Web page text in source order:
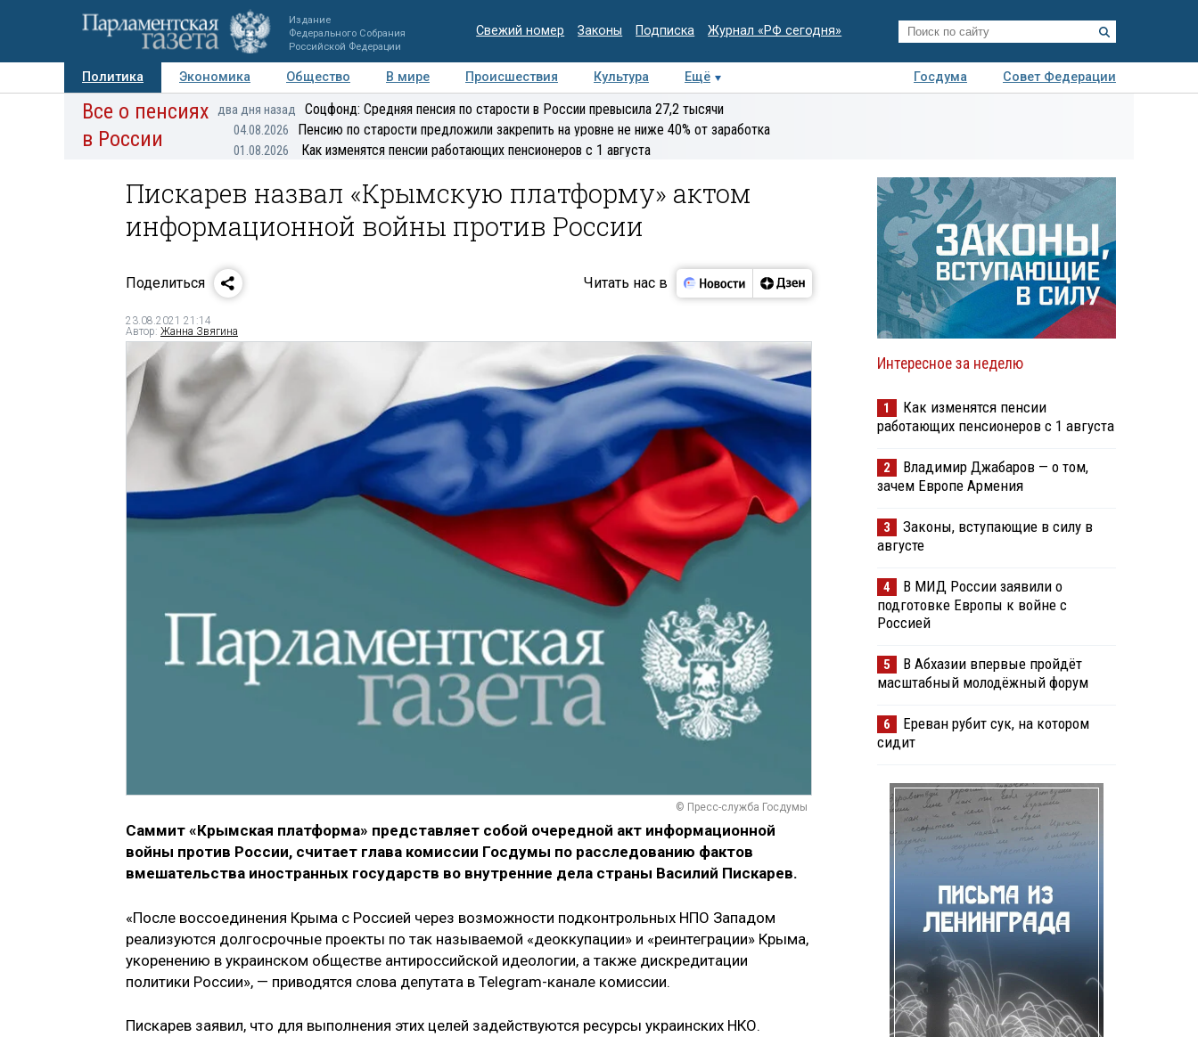
Издание
Федерального Собрания
Российской Федерации
Свежий номер Законы Подписка Журнал «РФ сегодня»
Политика Экономика Общество В мире Происшествия Культура Ещё Госдума
Совет Федерации
Авторы Персоны Мнения Регионы Медиацентр Интервью Колумнисты
Все о пенсиях
в России
два дня назад Соцфонд: Средняя пенсия по старости в России превысила 27,2 тысячи
04.08.2026 Пенсию по старости предложили закрепить на уровне не ниже 40% от заработка
01.08.2026 Как изменятся пенсии работающих пенсионеров с 1 августа
Пискарев назвал «Крымскую платформу» актом
информационной войны против России
Поделиться Читать нас в
23.08.2021 21:14
Автор: Жанна Звягина
© Пресс-служба Госдумы
Саммит «Крымская платформа» представляет собой очередной акт информационной
войны против России, считает глава комиссии Госдумы по расследованию фактов
вмешательства иностранных государств во внутренние дела страны Василий Пискарев.
«После воссоединения Крыма с Россией через возможности подконтрольных НПО Западом
реализуются долгосрочные проекты по так называемой «деоккупации» и «реинтеграции» Крыма,
укоренению в украинском обществе антироссийской идеологии, а также дискредитации
политики России», — приводятся слова депутата в Telegram-канале комиссии.
Пискарев заявил, что для выполнения этих целей задействуются ресурсы украинских НКО.
Интересное за неделю
1
Как изменятся пенсии
работающих пенсионеров с 1 августа
2
Владимир Джабаров — о том,
зачем Европе Армения
3
Законы, вступающие в силу в
августе
4
В МИД России заявили о
подготовке Европы к войне с
Россией
5
В Абхазии впервые пройдёт
масштабный молодёжный форум
6
Ереван рубит сук, на котором
сидит